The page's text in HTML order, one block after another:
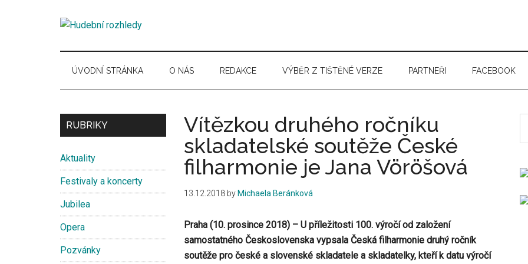
Hudební
rozhledy
pro
hudební
ÚVODNÍ STRÁNKA O NÁS REDAKCE VÝBĚR Z TIŠTĚNÉ VERZE PARTNEŘI FACEBOOK
Vítězkou druhého ročníku
skladatelské soutěže České
filharmonie je Jana Vöröšová
13.12.2018 by Michaela Beránková
Praha (10. prosince 2018) – U příležitosti 100. výročí od založení
samostatného Československa vypsala Česká filharmonie druhý ročník
soutěže pro české a slovenské skladatele a skladatelky, kteří k datu výročí
...
Secondary
RUBRIKY
Aktuality
Festivaly a koncerty
Jubilea
Opera
Pozvánky